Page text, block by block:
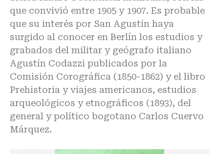
que convivió entre 1905 y 1907. Es probable
que su interés por San Agustín haya
surgido al conocer en Berlín los estudios y
grabados del militar y geógrafo italiano
Agustín Codazzi publicados por la
Comisión Corográfica (1850-1862) y el libro
Prehistoria y viajes americanos, estudios
arqueológicos y etnográficos (1893), del
general y político bogotano Carlos Cuervo
Márquez.